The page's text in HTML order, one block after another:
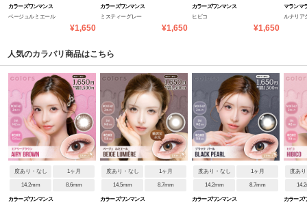
カラーズワンマンス
ベージュルミエール
¥1,650
カラーズワンマンス
ミスティーグレー
¥1,650
カラーズワンマンス
ヒビコ
¥1,650
マランマ
ルナリア
人気のカラバリ商品はこちら
度あり・なし 1ヶ月
14.2mm 8.6mm
カラーズワンマンス
度あり・なし 1ヶ月
14.5mm 8.7mm
カラーズワンマンス
度あり・なし 1ヶ月
14.2mm 8.7mm
カラーズワンマンス
度あ
カラーズ